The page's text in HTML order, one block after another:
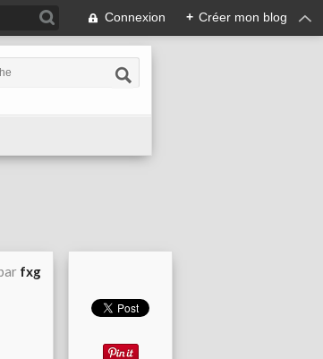
Connexion + Créer mon blog
fxg